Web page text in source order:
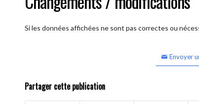
Si les données affichées ne sont pas correctes ou
Envoyer
Partager cette publication